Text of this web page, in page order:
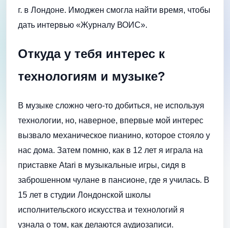
г. в Лондоне. Имоджен смогла найти время, чтобы
дать интервью «Журналу ВОИС».
Откуда у тебя интерес к
технологиям и музыке?
В музыке сложно чего-то добиться, не используя
технологии, но, наверное, впервые мой интерес
вызвало механическое пианино, которое стояло у
нас дома. Затем помню, как в 12 лет я играла на
приставке Atari в музыкальные игры, сидя в
заброшенном чулане в пансионе, где я училась. В
15 лет в студии Лондонской школы
исполнительского искусства и технологий я
узнала о том, как делаются аудиозаписи.